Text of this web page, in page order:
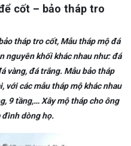
cốt – bảo tháp tro
tháp tro cốt, Mẫu tháp mộ đá
nguyên khối khác nhau như: đá
vàng, đá trắng. Mẫu bảo tháp
với các mẫu tháp mộ khác nhau
9 tầng,… Xây mộ tháp cho ông
đình dòng họ.